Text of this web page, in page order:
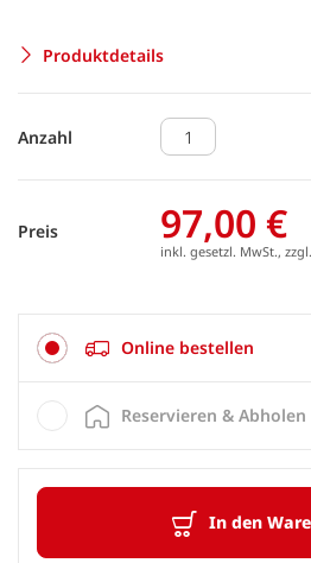
Produktdetails
Anzahl
Preis 97,00 €
inkl. gesetzl. MwSt., zzgl.
Online bestellen
In den
Reservieren & Abholen